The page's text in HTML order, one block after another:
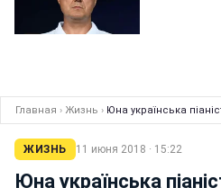
Главная › Жизнь › Юна українська
ЖИЗНЬ 11 июня 2018 · 15:22
Юна українська